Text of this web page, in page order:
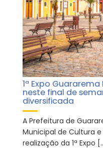
1ª Expo
neste final de
diversificada
A Prefeitura de
Municipal de Cultura
realização da 1ª Expo